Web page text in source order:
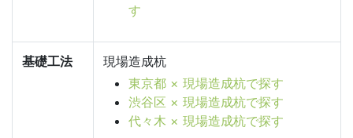
す
基礎工法
現場造成杭
東京都 × 現場造成杭で探す
渋谷区 × 現場造成杭で探す
代々木 × 現場造成杭で探す